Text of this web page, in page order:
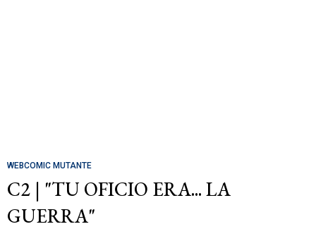
WEBCOMIC MUTANTE
C2 | "TU OFICIO ERA... LA
GUERRA"